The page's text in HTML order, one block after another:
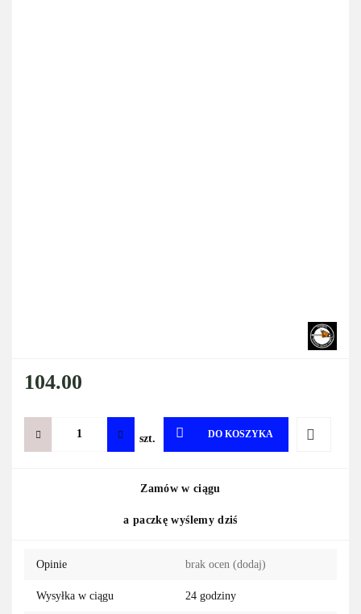
104.00
szt. DO KOSZYKA
Zamów w ciągu
a paczkę wyślemy dziś
Opinie brak ocen (dodaj)
Wysyłka w ciągu 24 godziny